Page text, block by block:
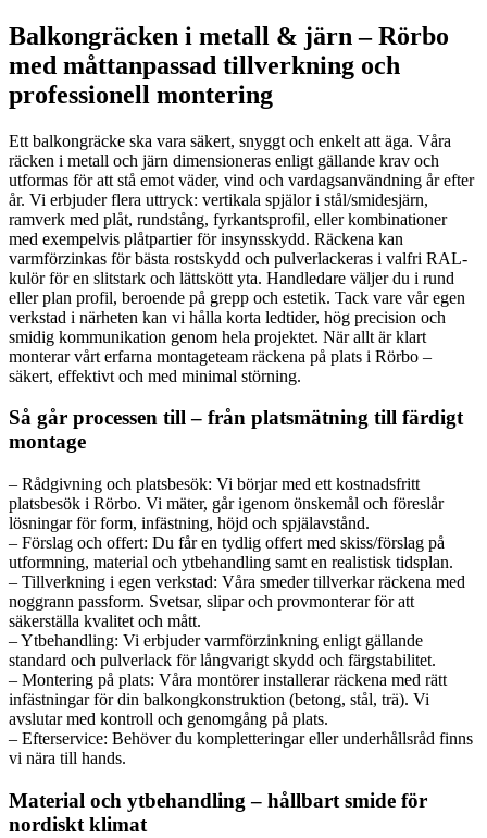
Balkongräcken i metall & järn – Rörbo
med måttanpassad tillverkning och
professionell montering
Ett balkongräcke ska vara säkert, snyggt och enkelt att äga. Våra
räcken i metall och järn dimensioneras enligt gällande krav och
utformas för att stå emot väder, vind och vardagsanvändning år efter
år. Vi erbjuder flera uttryck: vertikala spjälor i stål/smidesjärn,
ramverk med plåt, rundstång, fyrkantsprofil, eller kombinationer
med exempelvis plåtpartier för insynsskydd. Räckena kan
varmförzinkas för bästa rostskydd och pulverlackeras i valfri RAL-
kulör för en slitstark och lättskött yta. Handledare väljer du i rund
eller plan profil, beroende på grepp och estetik. Tack vare vår egen
verkstad i närheten kan vi hålla korta ledtider, hög precision och
smidig kommunikation genom hela projektet. När allt är klart
monterar vårt erfarna montageteam räckena på plats i Rörbo –
säkert, effektivt och med minimal störning.
Så går processen till – från platsmätning till färdigt
montage
– Rådgivning och platsbesök: Vi börjar med ett kostnadsfritt
platsbesök i Rörbo. Vi mäter, går igenom önskemål och föreslår
lösningar för form, infästning, höjd och spjälavstånd.
– Förslag och offert: Du får en tydlig offert med skiss/förslag på
utformning, material och ytbehandling samt en realistisk tidsplan.
– Tillverkning i egen verkstad: Våra smeder tillverkar räckena med
noggrann passform. Svetsar, slipar och provmonterar för att
säkerställa kvalitet och mått.
– Ytbehandling: Vi erbjuder varmförzinkning enligt gällande
standard och pulverlack för långvarigt skydd och färgstabilitet.
– Montering på plats: Våra montörer installerar räckena med rätt
infästningar för din balkongkonstruktion (betong, stål, trä). Vi
avslutar med kontroll och genomgång på plats.
– Efterservice: Behöver du kompletteringar eller underhållsråd finns
vi nära till hands.
Material och ytbehandling – hållbart smide för
nordiskt klimat